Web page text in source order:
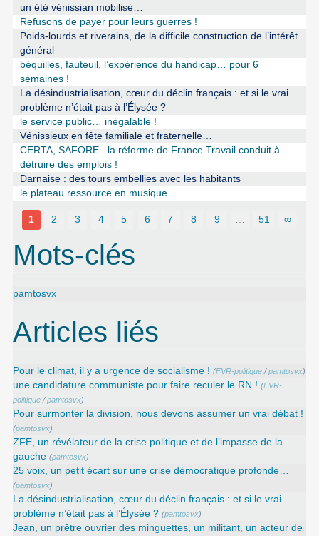
un été vénissian mobilisé…
Refusons de payer pour leurs guerres !
Poids-lourds et riverains, de la difficile construction de l’intérêt
général
béquilles, fauteuil, l’expérience du handicap… pour 6
semaines !
La désindustrialisation, cœur du déclin français : et si le vrai
problème n’était pas à l’Élysée ?
le service public… inégalable !
Vénissieux en fête familiale et fraternelle…
CERTA, SAFORE.. la réforme de France Travail conduit à
détruire des emplois !
Darnaise : des tours embellies avec les habitants
le plateau ressource en musique
1 2 3 4 5 6 7 8 9 51 ∞
Mots-clés
pamtosvx
Articles liés
Pour le climat, il y a urgence de socialisme ! (FVR-politique /pamtosvx)
une candidature communiste pour faire reculer le RN ! (FVR-
politique /pamtosvx)
Pour surmonter la division, nous devons assumer un vrai débat !
(pamtosvx)
ZFE, un révélateur de la crise politique et de l’impasse de la
gauche (pamtosvx)
25 voix, un petit écart sur une crise démocratique profonde…
(pamtosvx)
La désindustrialisation, cœur du déclin français : et si le vrai
problème n’était pas à l’Élysée ? (pamtosvx)
Jean, un prêtre ouvrier des minguettes, un militant, un acteur de